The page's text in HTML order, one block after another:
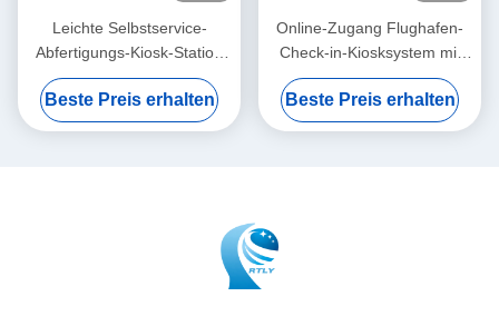
Leichte Selbstservice-
Abfertigungs-Kiosk-Station
mit Wechselstrom- oder DC-
Stromversorgung
Beste Preis erhalten
Online-Zugang Flughafen-
Check-in-Kiosksystem mit
Kartenleser und Drucker
Beste Preis erhalten